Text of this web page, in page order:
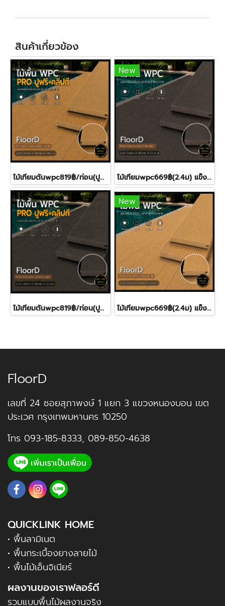
สินค้าเกี่ยวข้อง
ไม้เทียมตันwpc819฿/ท่อน(ปูฟรี) พื้นไม้เทียมทนแดดฝน15ปี(copy)
New
ไม้เทียมwpc669฿(2.4ม) แข็งแรงสูงสุด ทนแดดทนฝน15ปี+
ไม้เทียมตันwpc819฿/ท่อน(ปูฟรี) พื้นไม้เทียมทนแดดฝน15ปี
New
ไม้เทียมwpc669฿(2.4ม) แข็งแรงสูงสุด ทนแดดทนฝน15ปี+
FloorD
เลขที่ 24 ซอยสุภาพงษ์ 1 แยก 3 แขวงหนองบอน เขต
ประเวศ กรุงเทพมหานคร 10250
โทร 093-185-8333, 089-850-4638
QUICKLINK HOME
• พื้นลามิเนต
• พื้นกระเบื้องยางลายไม้
• พื้นไม้เอ็นจิเนียร์
ผลงานของเราฟลอร์ดี
รวมแบบพื้นไม้ผลงานจริง